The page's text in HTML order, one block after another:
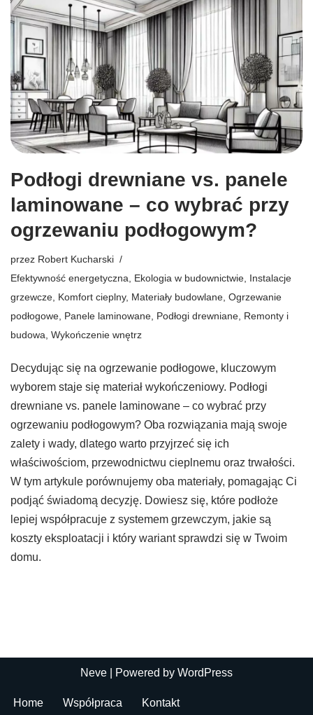
Podłogi drewniane vs. panele
laminowane – co wybrać przy
ogrzewaniu podłogowym?
przez Robert Kucharski
Efektywność energetyczna, Ekologia w budownictwie, Instalacje
grzewcze, Komfort cieplny, Materiały budowlane, Ogrzewanie
podłogowe, Panele laminowane, Podłogi drewniane, Remonty i
budowa, Wykończenie wnętrz
Decydując się na ogrzewanie podłogowe, kluczowym
wyborem staje się materiał wykończeniowy. Podłogi
drewniane vs. panele laminowane – co wybrać przy
ogrzewaniu podłogowym? Oba rozwiązania mają swoje
zalety i wady, dlatego warto przyjrzeć się ich
właściwościom, przewodnictwu cieplnemu oraz trwałości.
W tym artykule porównujemy oba materiały, pomagając Ci
podjąć świadomą decyzję. Dowiesz się, które podłoże
lepiej współpracuje z systemem grzewczym, jakie są
koszty eksploatacji i który wariant sprawdzi się w Twoim
domu.
Neve | Powered by WordPress
Home Współpraca Kontakt